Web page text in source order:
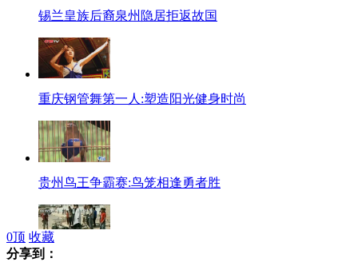
锡兰皇族后裔泉州隐居拒返故国
重庆钢管舞第一人:塑造阳光健身时尚
贵州鸟王争霸赛:鸟笼相逢勇者胜
0顶 收藏
分享到：